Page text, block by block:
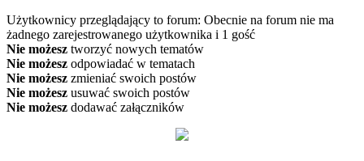
Użytkownicy przeglądający to forum: Obecnie na forum nie ma
żadnego zarejestrowanego użytkownika i 1 gość
Nie możesz tworzyć nowych tematów
Nie możesz odpowiadać w tematach
Nie możesz zmieniać swoich postów
Nie możesz usuwać swoich postów
Nie możesz dodawać załączników